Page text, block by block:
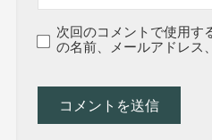
次回のコメントで使用す
の名前、メールアドレス